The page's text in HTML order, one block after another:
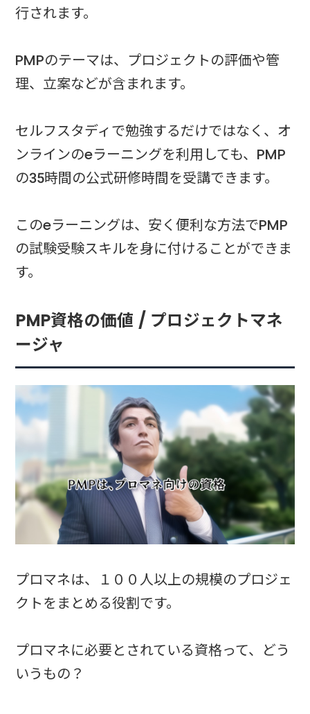
行されます。
PMPのテーマは、プロジェクトの評価や管
理、立案などが含まれます。
セルフスタディで勉強するだけではなく、オ
ンラインのeラーニングを利用しても、PMP
の35時間の公式研修時間を受講できます。
このeラーニングは、安く便利な方法でPMP
の試験受験スキルを身に付けることができま
す。
PMP資格の価値 / プロジェクトマネ
ージャ
プロマネは、１００人以上の規模のプロジェ
クトをまとめる役割です。
プロマネに必要とされている資格って、どう
いうもの？